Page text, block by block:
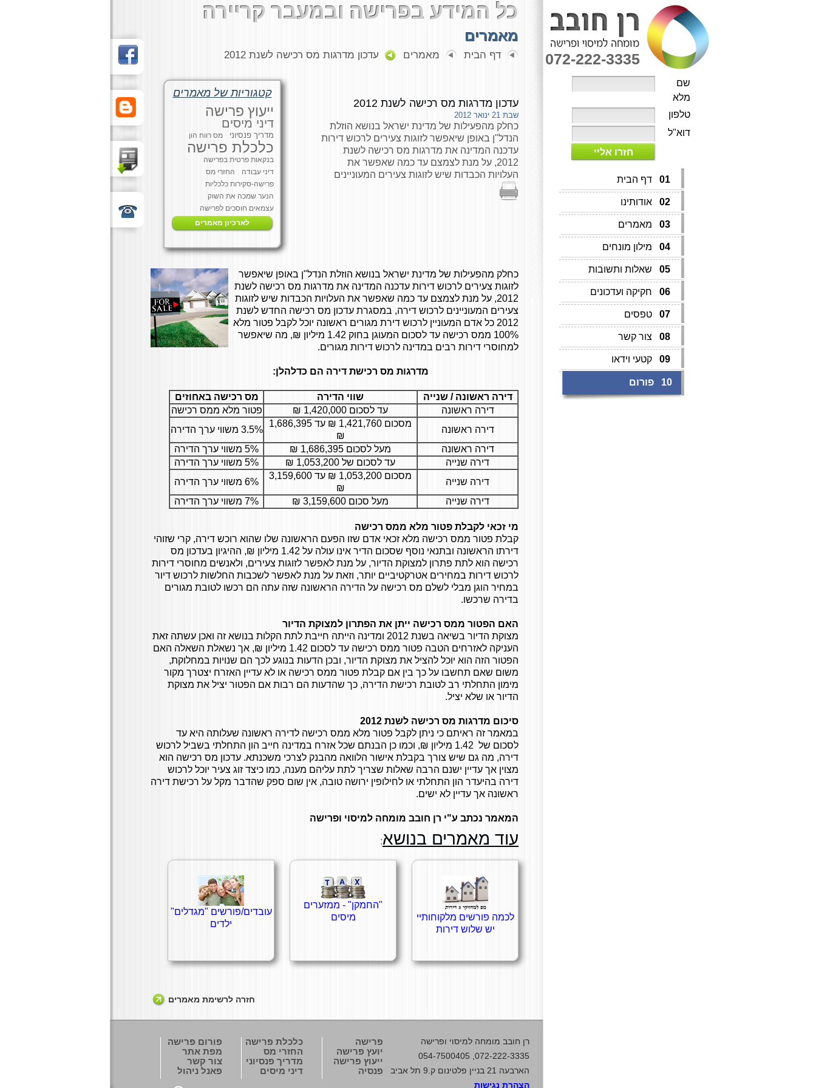
072-222-3335
שם
מלא
טלפון
דוא"ל
חזרו אליי
01 דף הבית
02 אודותינו
03 מאמרים
04 מילון מונחים
05 שאלות ותשובות
06 חקיקה ועדכונים
07 טפסים
08 צור קשר
09 קטעי וידאו
10 פורום
כל המידע בפרישה ובמעבר קריירה
מאמרים
דף הבית מאמרים עדכון מדרגות מס רכישה לשנת 2012
עדכון מדרגות מס רכישה לשנת 2012
שבת 21 ינואר 2012
כחלק מהפעילות של מדינת ישראל בנושא הוזלת
הנדל"ן באופן שיאפשר לזוגות צעירים לרכוש דירות
עדכנה המדינה את מדרגות מס רכישה לשנת
2012, על מנת לצמצם עד כמה שאפשר את
העלויות הכבדות שיש לזוגות צעירים המעוניינים
קטגוריות של מאמרים
ייעוץ פרישה
דיני מיסים
מדריך פנסיוני מס רווח הון
כלכלת פרישה
בנקאות פרטית בפרישה
דיני עבודה
החזרי מס
פרישה-סקירות כלכליות
הנער שמכה את השוק
עצמאים חוסכים לפרישה
לארכיון מאמרים
כחלק מהפעילות של מדינת ישראל בנושא הוזלת הנדל"ן באופן שיאפשר
לזוגות צעירים לרכוש דירות עדכנה המדינה את מדרגות מס רכישה לשנת
2012, על מנת לצמצם עד כמה שאפשר את העלויות הכבדות שיש לזוגות
צעירים המעוניינים לרכוש דירה, במסגרת עדכון מס רכישה החדש לשנת
2012 כל אדם המעוניין לרכוש דירת מגורים ראשונה יוכל לקבל פטור מלא
100% ממס רכישה עד לסכום המעוגן בחוק 1.42 מיליון ₪, מה שיאפשר
למחוסרי דירות רבים במדינה לרכוש דירות מגורים.
מדרגות מס רכישת דירה הם כדלהלן:
דירה ראשונה / שנייה שווי הדירה
מס רכישה באחוזים
דירה ראשונה
עד לסכום 1,420,000 ₪
פטור מלא ממס רכישה
דירה ראשונה
מסכום 1,421,760 ₪ עד 1,686,395
₪
3.5% משווי ערך הדירה
דירה ראשונה
מעל לסכום 1,686,395 ₪
5% משווי ערך הדירה
דירה שנייה
עד לסכום של 1,053,200 ₪
5% משווי ערך הדירה
דירה שנייה
מסכום 1,053,200 ₪ עד 3,159,600
₪
6% משווי ערך הדירה
דירה שנייה
מעל סכום 3,159,600 ₪ 7% משווי ערך הדירה
מי זכאי לקבלת פטור מלא ממס רכישה
קבלת פטור ממס רכישה מלא זכאי אדם שזו הפעם הראשונה שלו שהוא רוכש דירה, קרי שזוהי
דירתו הראשונה ובתנאי נוסף שסכום הדיר אינו עולה על 1.42 מיליון ₪, ההיגיון בעדכון מס
רכישה הוא לתת פתרון למצוקת הדיור, על מנת לאפשר לזוגות צעירים, ולאנשים מחוסרי דירות
לרכוש דירות במחירים אטרקטיביים יותר, וזאת על מנת לאפשר לשכבות החלשות לרכוש דיור
במחיר הוגן מבלי לשלם מס רכישה על הדירה הראשונה שזה עתה הם רכשו לטובת מגורים
בדירה שרכשו.
האם הפטור ממס רכישה ייתן את הפתרון למצוקת הדיור
מצוקת הדיור בשיאה בשנת 2012 ומדינה הייתה חייבת לתת הקלות בנושא זה ואכן עשתה זאת
העניקה לאזרחים הטבה פטור ממס רכישה עד לסכום 1.42 מיליון ₪, אך נשאלת השאלה האם
הפטור הזה הוא יוכל להציל את מצוקת הדיור, ובכן הדעות בנוגע לכך הם שנויות במחלוקת,
משום שאם תחשבו על כך בין אם קבלת פטור ממס רכישה או לא עדיין האזרח יצטרך מקור
מימון התחלתי רב לטובת רכישת הדירה, כך שהדעות הם רבות אם הפטור יציל את מצוקת
הדיור או שלא יציל.
סיכום מדרגות מס רכישה לשנת 2012
במאמר זה ראיתם כי ניתן לקבל פטור מלא ממס רכישה לדירה ראשונה שעלותה היא עד
לסכום של 1.42 מיליון ₪, וכמו כן הבנתם שכל אזרח במדינה חייב הון התחלתי בשביל לרכוש
דירה, מה גם שיש צורך בקבלת אישור הלוואה מהבנק לצרכי משכנתא. עדכון מס רכישה הוא
מצוין אך עדיין ישנם הרבה שאלות שצריך לתת עליהם מענה, כמו כיצד זוג צעיר יוכל לרכוש
דירה בהיעדר הון התחלתי או לחילופין ירושה טובה, אין שום ספק שהדבר מקל על רכישת דירה
ראשונה אך עדיין לא ישים.
המאמר נכתב ע"י רן חובב מומחה למיסוי ופרישה
עוד מאמרים בנושא:
לכמה פורשים מלקוחותיי
יש שלוש דירות
"החמקן" - ממזערים
מיסים
עובדים/פורשים "מגדלים"
ילדים
חזרה לרשימת מאמרים
רן חובב מומחה למיסוי ופרישה
072-222-3335, 054-7500405
הארבעה 21 בניין פלטינום ק.9 תל אביב
הצהרת נגישות
פרישה
יועץ פרישה
ייעוץ פרישה
פנסיה
כלכלת פרישה
החזרי מס
מדריך פנסיוני
דיני מיסים
פורום פרישה
מפת אתר
צור קשר
פאנל ניהול